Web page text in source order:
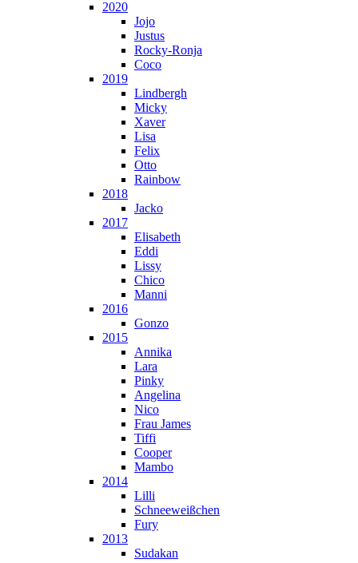
2020
Jojo
Justus
Rocky-Ronja
Coco
2019
Lindbergh
Micky
Xaver
Lisa
Felix
Otto
Rainbow
2018
Jacko
2017
Elisabeth
Eddi
Lissy
Chico
Manni
2016
Gonzo
2015
Annika
Lara
Pinky
Angelina
Nico
Frau James
Tiffi
Cooper
Mambo
2014
Lilli
Schneeweißchen
Fury
2013
Sudakan